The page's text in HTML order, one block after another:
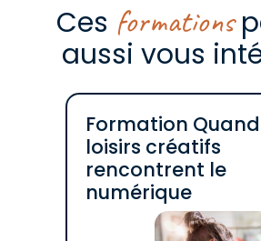
Ces formations
aussi vous
Formation
loisirs créatifs
rencontrent le
numérique